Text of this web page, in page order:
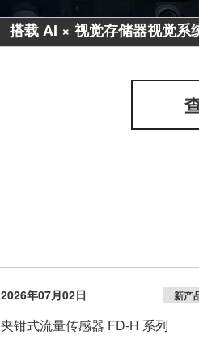
搭载 AI × 视觉存储器视觉系
2026年07月02日 新产
夹钳式流量传感器 FD-H 系列